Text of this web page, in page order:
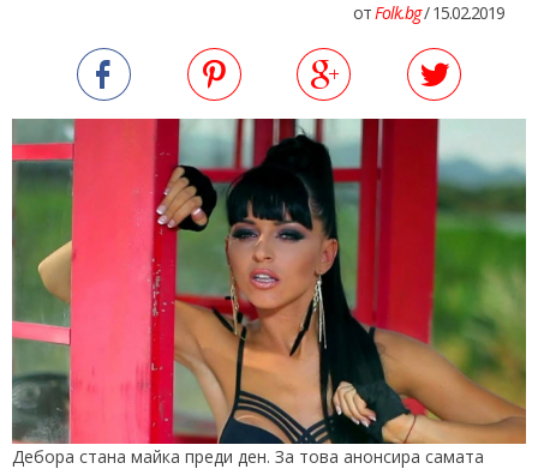
отFolk.bg/ 15.02.2019
Дебора стана майка преди ден. За това анонсира самата